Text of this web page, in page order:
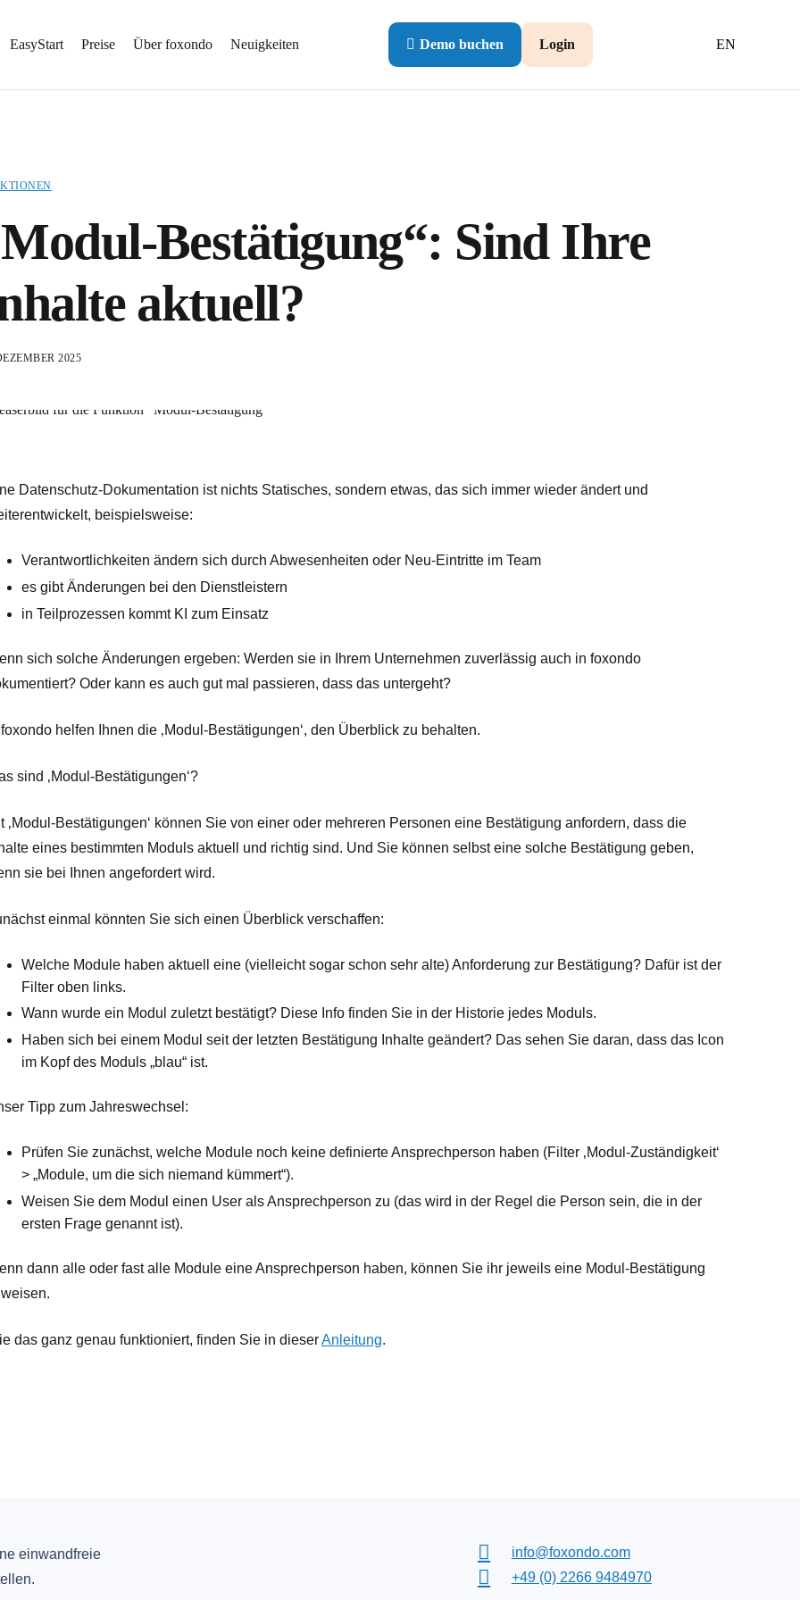
EasyStart Preise Über foxondo Neuigkeiten Demo buchen Login EN
Bestätigung“: Sind Ihre
aktuell?
2025
Datenschutz-Dokumentation ist nichts Statisches, sondern etwas, das sich immer wieder ändert und
beispielsweise:
Verantwortlichkeiten ändern sich durch Abwesenheiten oder Neu-Eintritte im Team
es gibt Änderungen bei den Dienstleistern
in Teilprozessen kommt KI zum Einsatz
sich solche Änderungen ergeben: Werden sie in Ihrem Unternehmen zuverlässig auch in foxondo
Oder kann es auch gut mal passieren, dass das untergeht?
foxondo helfen Ihnen die ‚Modul-Bestätigungen‘, den Überblick zu behalten.
sind ‚Modul-Bestätigungen‘?
‚Modul-Bestätigungen‘ können Sie von einer oder mehreren Personen eine Bestätigung anfordern, dass die
eines bestimmten Moduls aktuell und richtig sind. Und Sie können selbst eine solche Bestätigung geben,
sie bei Ihnen angefordert wird.
einmal könnten Sie sich einen Überblick verschaffen:
Welche Module haben aktuell eine (vielleicht sogar schon sehr alte) Anforderung zur Bestätigung? Dafür ist der
Filter oben links.
Wann wurde ein Modul zuletzt bestätigt? Diese Info finden Sie in der Historie jedes Moduls.
Haben sich bei einem Modul seit der letzten Bestätigung Inhalte geändert? Das sehen Sie daran, dass das Icon
im Kopf des Moduls „blau“ ist.
Tipp zum Jahreswechsel:
Prüfen Sie zunächst, welche Module noch keine definierte Ansprechperson haben (Filter ‚Modul-Zuständigkeit‘
> „Module, um die sich niemand kümmert“).
Weisen Sie dem Modul einen User als Ansprechperson zu (das wird in der Regel die Person sein, die in der
ersten Frage genannt ist).
dann alle oder fast alle Module eine Ansprechperson haben, können Sie ihr jeweils eine Modul-Bestätigung
das ganz genau funktioniert, finden Sie in dieserAnleitung.
einwandfreie
info@foxondo.com
+49 (0) 2266 9484970